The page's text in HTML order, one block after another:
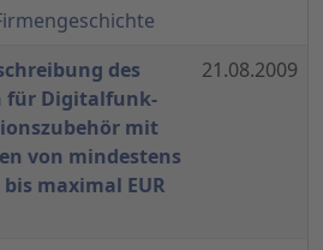
des
für Digitalfunk-
mit
von mindestens
bis maximal EUR
21.08.2009